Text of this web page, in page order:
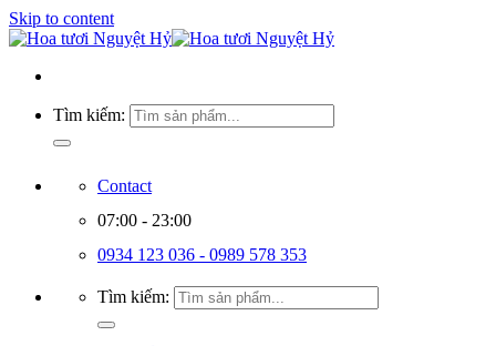
Skip to content
Tìm kiếm:
Contact
07:00 - 23:00
0934 123 036 - 0989 578 353
Tìm kiếm: